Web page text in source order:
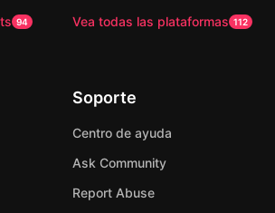
94
Vea todas las plataformas 112
Soporte
Centro de ayuda
Ask Community
Report Abuse